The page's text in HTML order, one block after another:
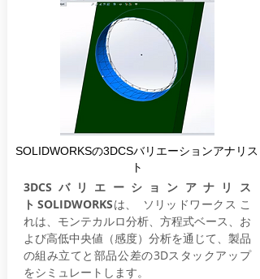
SOLIDWORKSの3DCSバリエーションアナリス
ト
3DCSバリエーションアナリス
ト SOLIDWORKSは、 ソリッドワークス こ
れは、モンテカルロ分析、方程式ベース、お
よび高低中央値（感度）分析を通じて、製品
の組み立てと部品公差の3Dスタックアップ
をシミュレートします。